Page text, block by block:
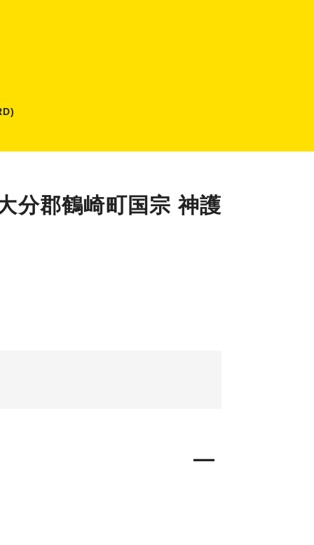
分郡鶴崎町国宗 神護